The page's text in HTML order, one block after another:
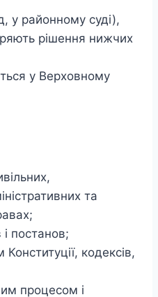
у районному суді),
рішення нижчих
у Верховному
та
постанов;
кодексів,
процесом і